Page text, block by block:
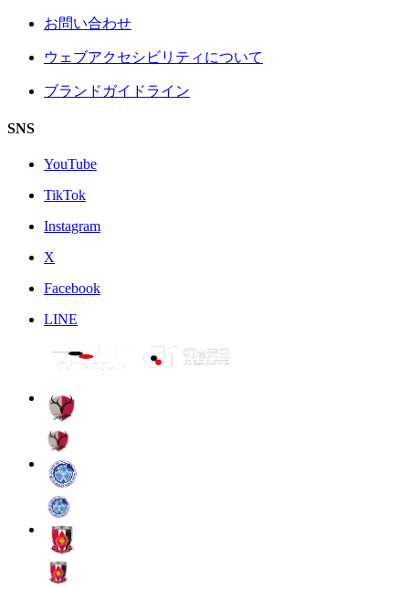
お問い合わせ
ウェブアクセシビリティについて
ブランドガイドライン
SNS
YouTube
TikTok
Instagram
X
Facebook
LINE